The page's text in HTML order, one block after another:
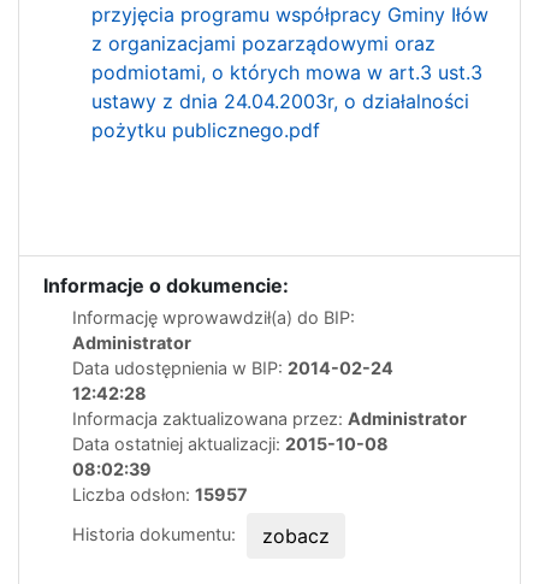
przyjęcia programu współpracy Gminy Iłów
z organizacjami pozarządowymi oraz
podmiotami, o których mowa w art.3 ust.3
ustawy z dnia 24.04.2003r, o działalności
pożytku publicznego.pdf
Informacje o dokumencie:
Informację wprowawdził(a) do BIP:
Administrator
Data udostępnienia w BIP: 2014-02-24
12:42:28
Informacja zaktualizowana przez: Administrator
Data ostatniej aktualizacji: 2015-10-08
08:02:39
Liczba odsłon: 15957
Historia dokumentu:
zobacz